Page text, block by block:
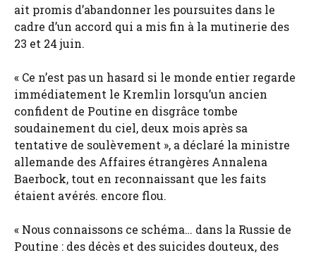
ait promis d’abandonner les poursuites dans le
cadre d’un accord qui a mis fin à la mutinerie des
23 et 24 juin.
« Ce n’est pas un hasard si le monde entier regarde
immédiatement le Kremlin lorsqu’un ancien
confident de Poutine en disgrâce tombe
soudainement du ciel, deux mois après sa
tentative de soulèvement », a déclaré la ministre
allemande des Affaires étrangères Annalena
Baerbock, tout en reconnaissant que les faits
étaient avérés. encore flou.
« Nous connaissons ce schéma… dans la Russie de
Poutine : des décès et des suicides douteux, des